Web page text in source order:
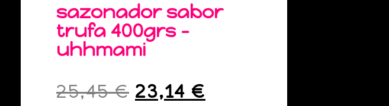
sazonador sabor
trufa 400grs –
uhhmami
25,45€ 23,14 €